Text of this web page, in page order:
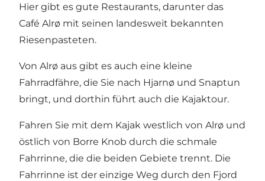
Hier gibt es gute Restaurants, darunter das
Café Alrø mit seinen landesweit bekannten
Riesenpasteten.
Von Alrø aus gibt es auch eine kleine
Fahrradfähre, die Sie nach Hjarnø und Snaptun
bringt, und dorthin führt auch die Kajaktour.
Fahren Sie mit dem Kajak westlich von Alrø und
östlich von Borre Knob durch die schmale
Fahrrinne, die die beiden Gebiete trennt. Die
Fahrrinne ist der einzige Weg durch den Fjord